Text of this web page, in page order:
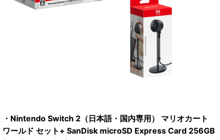
・Nintendo Switch 2（日本語・国内専用） マリオカート
ワールド セット+ SanDisk microSD Express Card 256GB